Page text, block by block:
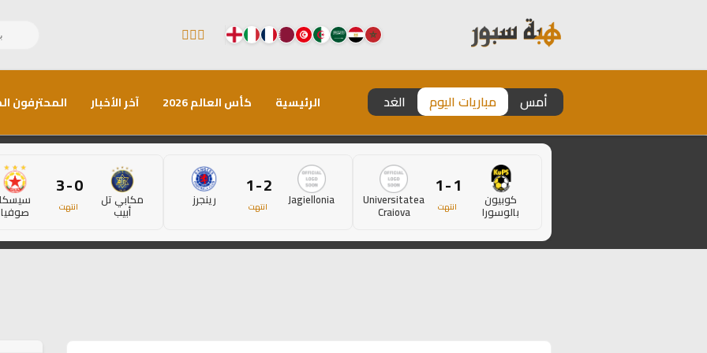
أمس مباريات اليوم الغد الرئيسية كأس العالم 2026 آخر الأخبار المحترفون
كوبيون
بالوسورا
1 - 1
انتهت Universitatea
Craiova
Jagiellonia
2 - 1
انتهت رينجرز مكابي تل
أبيب
0 - 3
انتهت سيسكا
صوفيا